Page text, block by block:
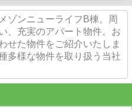
ゾンニューライフB棟。周
、充実のアパート物件。お
せた物件をご紹介いたしま
多様な物件を取り扱う当社